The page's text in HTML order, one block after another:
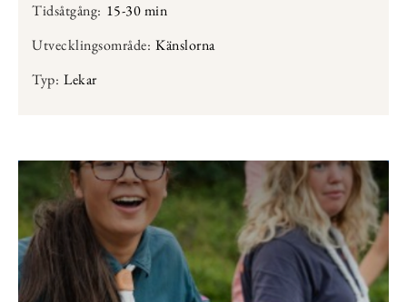
Tidsåtgång: 15-30 min
Utvecklingsområde: Känslorna
Typ: Lekar